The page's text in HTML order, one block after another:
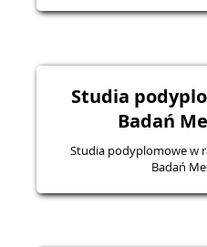
Studia
Badań
Studia podyplomowe w
Badań